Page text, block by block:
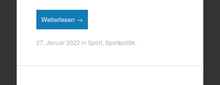
Weiterlesen →
27. Januar 2022 in Sport, Sportpolitik